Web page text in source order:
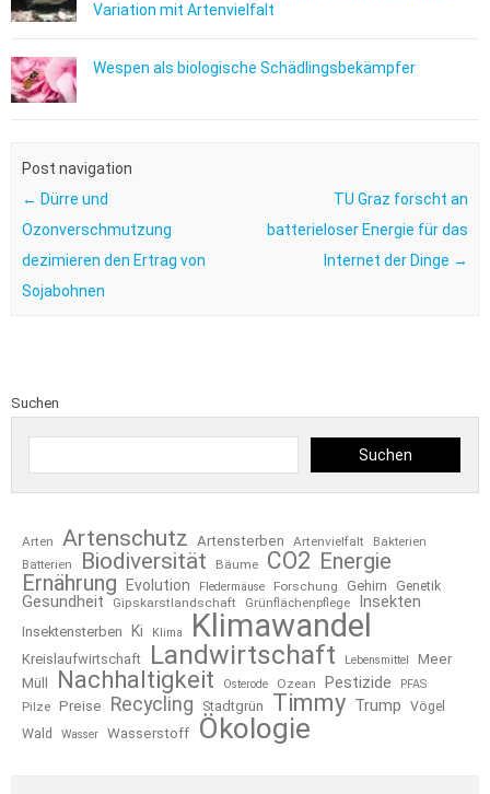
Variation mit Artenvielfalt
Wespen als biologische Schädlingsbekämpfer
Post navigation
← Dürre und
Ozonverschmutzung
dezimieren den Ertrag von
Sojabohnen
TU Graz forscht an
batterieloser Energie für das
Internet der Dinge →
Suchen
Suchen
Arten Artenschutz Artensterben Artenvielfalt
Bakterien
Batterien
Biodiversität Bäume CO2 Energie
Ernährung
Evolution Fledermäuse Forschung Gehirn Genetik
Gesundheit Gipskarstlandschaft Grünflächenpflege Insekten
Insektensterben Ki Klima Klimawandel
Kreislaufwirtschaft Landwirtschaft Lebensmittel
Meer
Müll
Nachhaltigkeit Osterode Ozean Pestizide PFAS
Pilze Preise Recycling Stadtgrün Timmy Trump
Vögel
Wald
Wasser Wasserstoff Ökologie